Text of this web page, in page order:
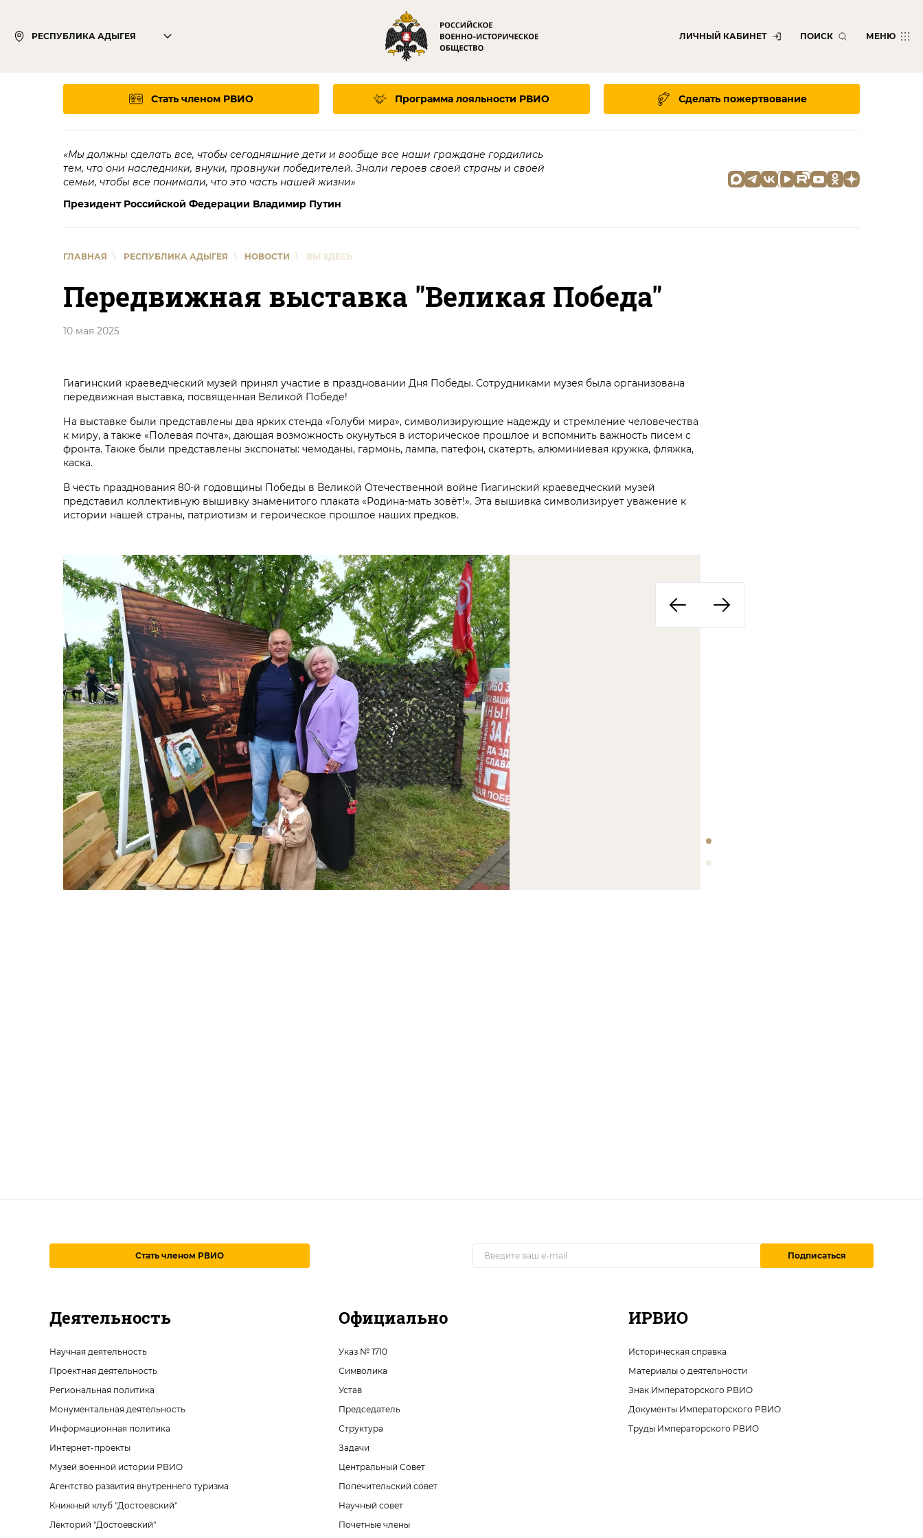
РЕСПУБЛИКА АДЫГЕЯ ЛИЧНЫЙ КАБИНЕТ ПОИСК МЕНЮ
Стать членом РВИО Программа лояльности РВИО Сделать пожертвование
«Мы должны сделать все, чтобы сегодняшние дети и вообще все наши граждане гордились
тем, что они наследники, внуки, правнуки победителей. Знали героев своей страны и своей
семьи, чтобы все понимали, что это часть нашей жизни»
Президент Российской Федерации Владимир Путин
ГЛАВНАЯ \ РЕСПУБЛИКА АДЫГЕЯ \ НОВОСТИ \ ВЫ ЗДЕСЬ
Передвижная выставка "Великая Победа"
10 мая 2025
Гиагинский краеведческий музей принял участие в праздновании Дня Победы. Сотрудниками музея была организована
передвижная выставка, посвященная Великой Победе!
На выставке были представлены два ярких стенда «Голуби мира», символизирующие надежду и стремление человечества
к миру, а также «Полевая почта», дающая возможность окунуться в историческое прошлое и вспомнить важность писем с
фронта. Также были представлены экспонаты: чемоданы, гармонь, лампа, патефон, скатерть, алюминиевая кружка, фляжка,
каска.
В честь празднования 80-й годовщины Победы в Великой Отечественной войне Гиагинский краеведческий музей
представил коллективную вышивку знаменитого плаката «Родина-мать зовёт!». Эта вышивка символизирует уважение к
истории нашей страны, патриотизм и героическое прошлое наших предков.
Стать членом РВИО Подписаться
Деятельность
Научная деятельность
Проектная деятельность
Региональная политика
Монументальная деятельность
Информационная политика
Интернет-проекты
Музей военной истории РВИО
Агентство развития внутреннего туризма
Книжный клуб "Достоевский"
Лекторий "Достоевский"
Официально
Указ № 1710
Символика
Устав
Председатель
Структура
Задачи
Центральный Совет
Попечительский совет
Научный совет
Почетные члены
ИРВИО
Историческая справка
Материалы о деятельности
Знак Императорского РВИО
Документы Императорского РВИО
Труды Императорского РВИО